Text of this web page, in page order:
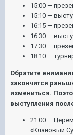
15:00 —
15:10 —
16:15 —
16:30 —
17:30 —
18:10 —
Обратите
закончится
измениться.
выступления
21:00 —
«Клановый